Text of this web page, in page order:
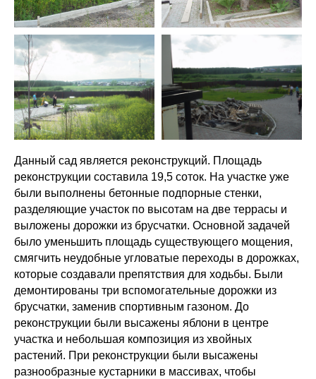
Данный сад является реконструкций. Площадь
реконструкции составила 19,5 соток. На участке уже
были выполнены бетонные подпорные стенки,
разделяющие участок по высотам на две террасы и
выложены дорожки из брусчатки. Основной задачей
было уменьшить площадь существующего мощения,
смягчить неудобные угловатые переходы в дорожках,
которые создавали препятствия для ходьбы. Были
демонтированы три вспомогательные дорожки из
брусчатки, заменив спортивным газоном. До
реконструкции были высажены яблони в центре
участка и небольшая композиция из хвойных
растений. При реконструкции были высажены
разнообразные кустарники в массивах, чтобы